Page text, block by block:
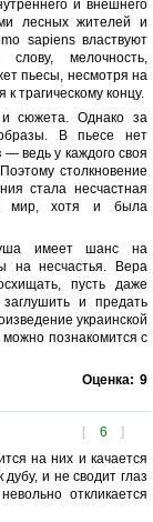
и внешнего
лесных жителей и
sapiens властвуют
мелочность,
пьесы, несмотря на
трагическому концу.
и сюжета. Однако за
В пьесе нет
ведь у каждого своя
столкновение
стала несчастная
мир, хотя и была
имеет шанс на
на несчастья. Вера
пусть даже
и предать
украинской
познакомится с
Оценка: 9
[ 6 ]
на них и качается
и не сводит глаз
откликается